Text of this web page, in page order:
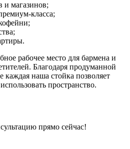
и магазинов;
рабочее место для бармена и
Благодаря продуманной
каждая наша стойка позволяет
пространство.
прямо сейчас!